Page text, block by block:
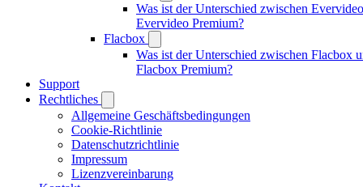
Was ist der Unterschied zwischen
Evervideo Premium?
Flacbox
Was ist der Unterschied zwischen Flacbox
Flacbox Premium?
Support
Rechtliches
Allgemeine Geschäftsbedingungen
Cookie-Richtlinie
Datenschutzrichtlinie
Impressum
Lizenzvereinbarung